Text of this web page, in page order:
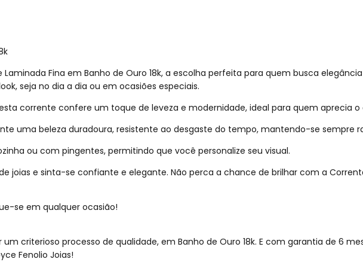
Fina em Banho de Ouro 18k, a escolha perfeita para quem busca
seja no dia a dia ou em ocasiões especiais.
corrente confere um toque de leveza e modernidade, ideal para quem aprecia o
uma beleza duradoura, resistente ao desgaste do tempo, mantendo-se sempre
ou com pingentes, permitindo que você personalize seu visual.
joias e sinta-se confiante e elegante. Não perca a chance de brilhar com a
se em qualquer ocasião!
um criterioso processo de qualidade, em Banho de Ouro 18k. E com garantia de 6
Fenolio Joias!